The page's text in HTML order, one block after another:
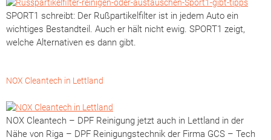
SPORT1 schreibt: Der Rußpartikelfilter ist in jedem Auto ein
wichtiges Bestandteil. Auch er hält nicht ewig. SPORT1 zeigt,
welche Alternativen es dann gibt.
NOX Cleantech in Lettland
NOX Cleantech – DPF Reinigung jetzt auch in Lettland in der
Nähe von Riga – DPF Reinigungstechnik der Firma GCS – Tech